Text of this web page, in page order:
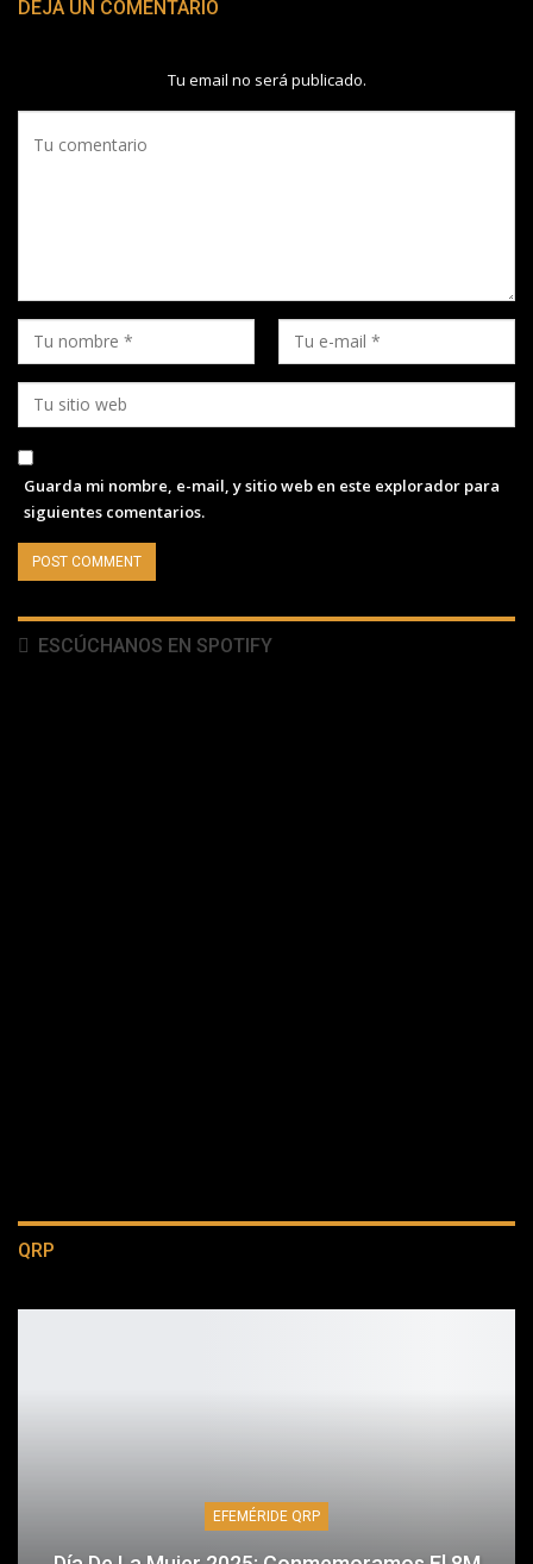
DEJA UN COMENTARIO
Tu email no será publicado.
Guarda mi nombre, e-mail, y sitio web en este explorador para
siguientes comentarios.
ESCÚCHANOS EN SPOTIFY
QRP
EFEMÉRIDE QRP